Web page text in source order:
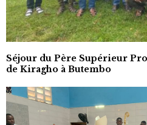
Séjour du Père Supérieur
de Kiragho à Butembo